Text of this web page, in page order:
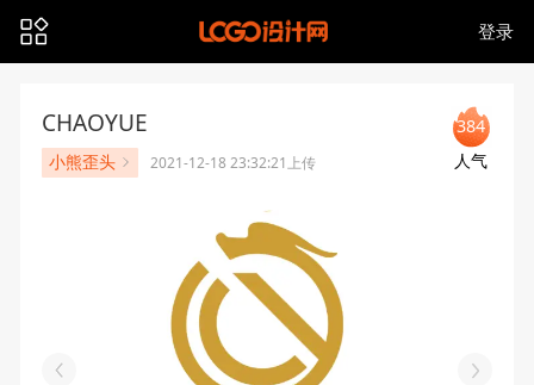
登录
CHAOYUE
小熊歪头 2021-12-18 23:32:21上传
384
人气